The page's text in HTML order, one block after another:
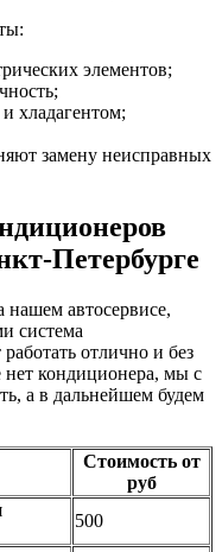
элементов;
хладагентом;
замену неисправных
Петербурге
автосервисе,
система
отлично и без
кондиционера, мы с
а в дальнейшем будем
Стоимость от
руб
500